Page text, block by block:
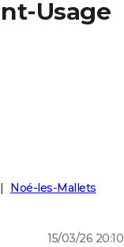
Usage
Noé-les-Mallets
15/03/26 20:10